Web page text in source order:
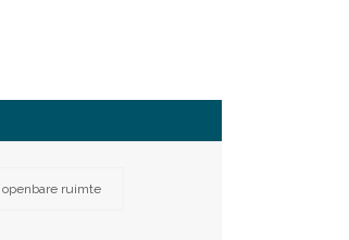
ruimte